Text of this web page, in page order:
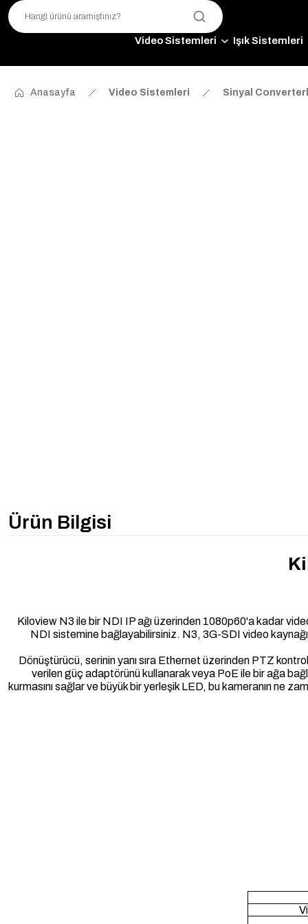
Video Sistemleri Işık Sistemleri
Anasayfa Video Sistemleri Sinyal
Ürün Bilgisi
Kiloview N3 ile bir NDI IP ağı üzerinden 1080p60'a kadar
NDI sistemine bağlayabilirsiniz. N3, 3G-SDI video
Dönüştürücü, serinin yanı sıra Ethernet üzerinden PTZ
verilen güç adaptörünü kullanarak veya PoE ile bir ağa
kurmasını sağlar ve büyük bir yerleşik LED, bu kameranın ne